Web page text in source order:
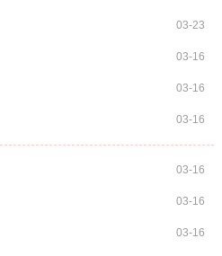
03-23
03-16
03-16
03-16
03-16
03-16
03-16